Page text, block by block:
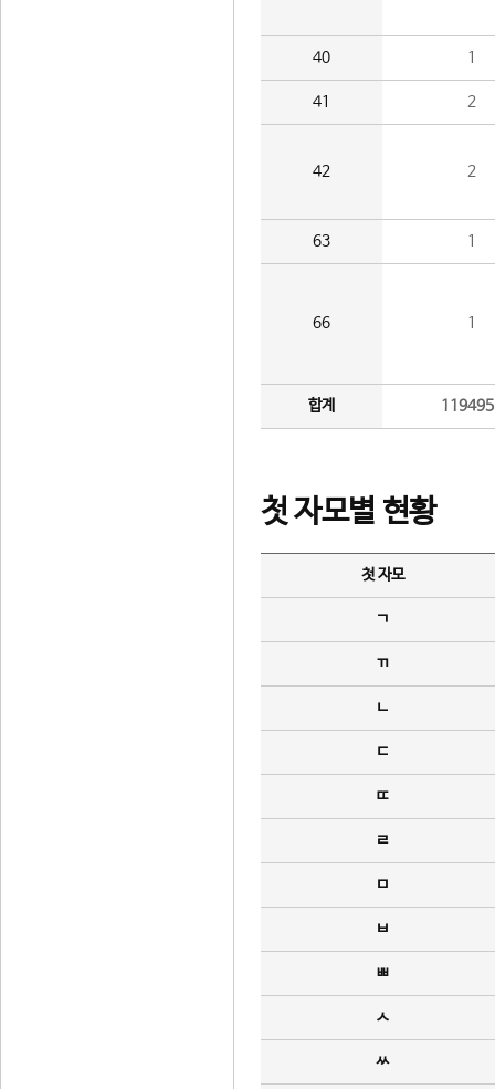
40 1
41 2
42 2
63 1
66 1
합계
첫 자모별 현황
첫 자모
ㄱ
ㄲ
ㄴ
ㄷ
ㄸ
ㄹ
ㅁ
ㅂ
ㅃ
ㅅ
ㅆ